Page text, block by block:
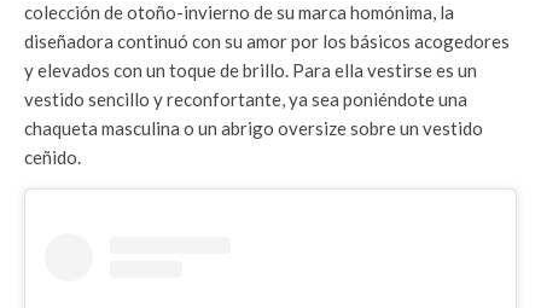
colección de otoño-invierno de su marca homónima, la
diseñadora continuó con su amor por los básicos acogedores
y elevados con un toque de brillo. Para ella vestirse es un
vestido sencillo y reconfortante, ya sea poniéndote una
chaqueta masculina o un abrigo oversize sobre un vestido
ceñido.